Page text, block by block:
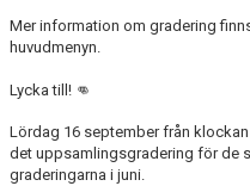
Mer information om gradering
huvudmenyn.
Lycka till! 👊
Lördag 16 september från
det uppsamlingsgradering för de
graderingarna i juni.